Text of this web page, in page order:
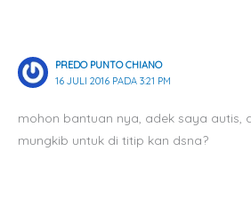
PREDO PUNTO CHIANO
16 JULI 2016 PADA 3:21 PM
mohon bantuan nya, adek saya autis,
mungkib untuk di titip kan dsna?